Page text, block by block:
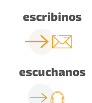
escribinos
escuchanos